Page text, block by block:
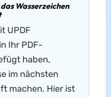
Wasserzeichen
UPDF
Ihr PDF-
haben,
im nächsten
machen. Hier ist